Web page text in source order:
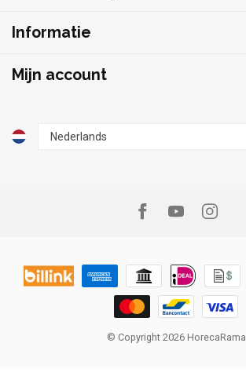
Informatie
Mijn account
© Copyright 2026 HorecaRama